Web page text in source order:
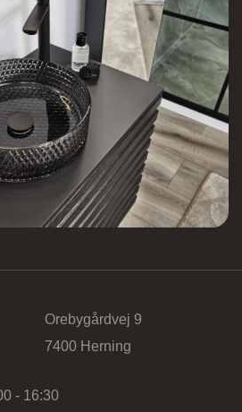
Orebygårdvej 9
7400 Herning
- 16:30
Viborg, Danmark
– Vesterport
9, 1612 København V,
– Vejle